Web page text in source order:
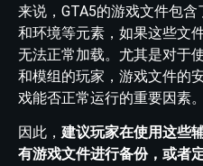
来说，GTA5的游戏文件包
和环境等元素，如果这些文
无法正常加载。尤其是对于
和模组的玩家，游戏文件的
戏能否正常运行的重要因素。
因此， 建议玩家在使用这些
有游戏文件进行备份，或者